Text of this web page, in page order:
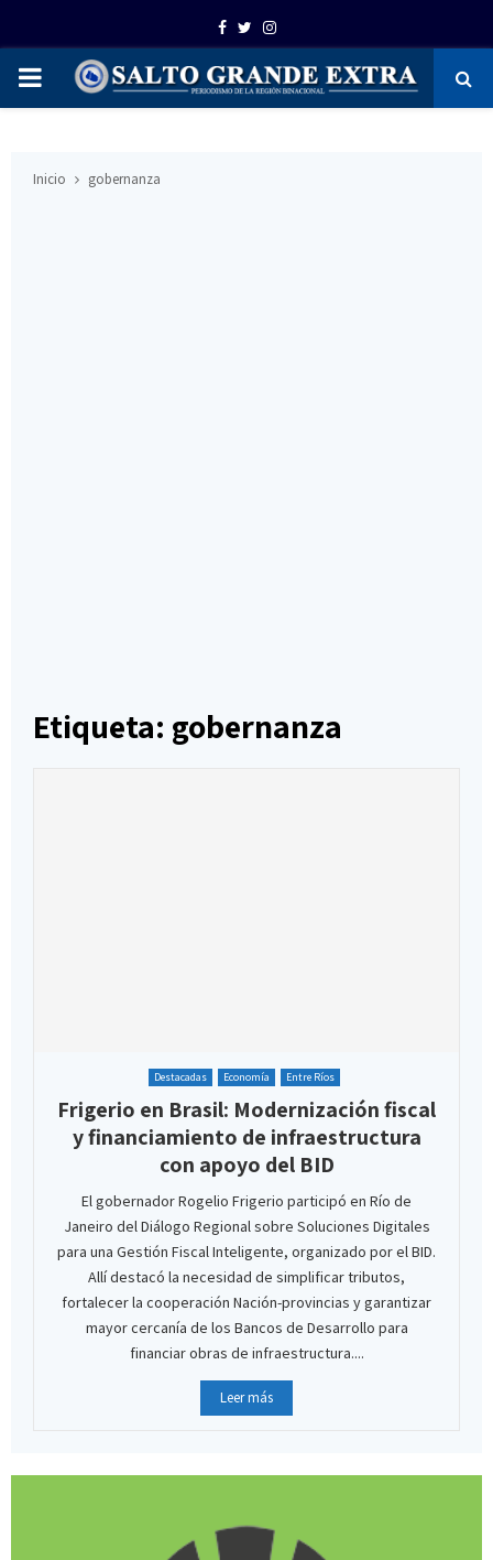
Facebook
TwitterInstagram
PRIMARY
Inicio gobernanza
Etiqueta: gobernanza
Destacadas Economía Entre Ríos
Frigerio en Brasil: Modernización fiscal
y financiamiento de infraestructura
con apoyo del BID
El gobernador Rogelio Frigerio participó en Río de
Janeiro del Diálogo Regional sobre Soluciones Digitales
para una Gestión Fiscal Inteligente, organizado por el BID.
Allí destacó la necesidad de simplificar tributos,
fortalecer la cooperación Nación-provincias y garantizar
mayor cercanía de los Bancos de Desarrollo para
financiar obras de infraestructura....
Leer más